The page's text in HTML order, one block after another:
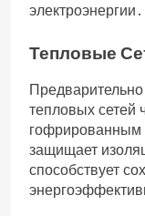
электроэнергии․
Тепловые
тепловых сетей
гофрированным
защищает
способствует